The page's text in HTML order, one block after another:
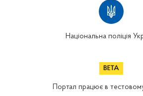
Національна поліція
Портал працює в